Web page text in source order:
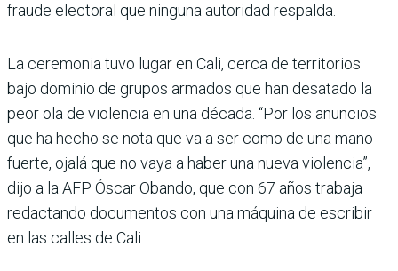
fraude electoral que ninguna autoridad respalda.
La ceremonia tuvo lugar en Cali, cerca de territorios
bajo dominio de grupos armados que han desatado la
peor ola de violencia en una década. “Por los anuncios
que ha hecho se nota que va a ser como de una mano
fuerte, ojalá que no vaya a haber una nueva violencia”,
dijo a la AFP Óscar Obando, que con 67 años trabaja
redac­tando documentos con una máquina de escribir
en las calles de Cali.